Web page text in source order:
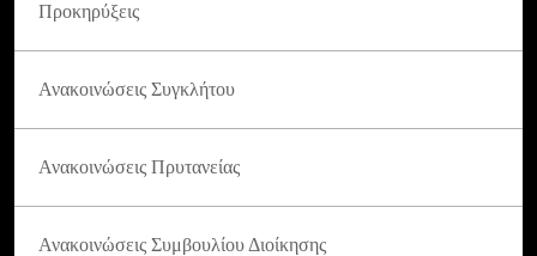
Προκηρύξεις
Ανακοινώσεις Συγκλήτου
Ανακοινώσεις Πρυτανείας
Ανακοινώσεις Συμβουλίου Διοίκησης